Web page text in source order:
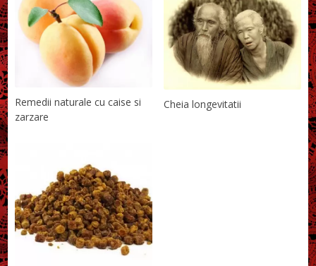
Remedii naturale cu caise si
zarzare
Cheia longevitatii